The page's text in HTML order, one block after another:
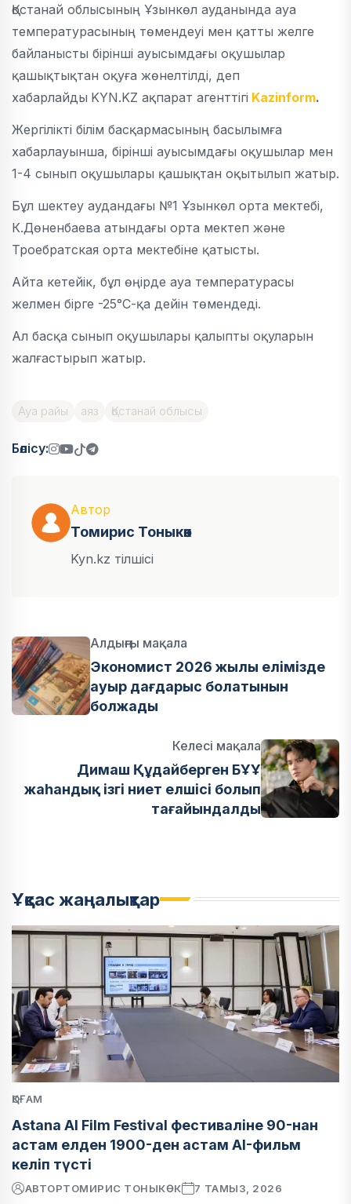
Қостанай облысының Ұзынкөл ауданында ауа
температурасының төмендеуі мен қатты желге
байланысты бірінші ауысымдағы оқушылар
қашықтықтан оқуға жөнелтілді, деп
хабарлайды KYN.KZ ақпарат агенттігі Kazinform.
Жергілікті білім басқармасының басылымға
хабарлауынша, бірінші ауысымдағы оқушылар мен
1-4 сынып оқушылары қашықтан оқытылып жатыр.
Бұл шектеу аудандағы №1 Ұзынкөл орта мектебі,
К.Дөненбаева атындағы орта мектеп және
Троебратская орта мектебіне қатысты.
Айта кетейік, бұл өңірде ауа температурасы
желмен бірге -25°С-қа дейін төмендеді.
Ал басқа сынып оқушылары қалыпты оқуларын
жалғастырып жатыр.
Ауа райы аяз Қостанай облысы
Бөлісу:
Автор
Томирис Тоныкөк
Kyn.kz тілшісі
Алдыңғы мақала
Экономист 2026 жылы елімізде
ауыр дағдарыс болатынын
болжады
Келесі мақала
Димаш Құдайберген БҰҰ
жаһандық ізгі ниет елшісі болып
тағайындалды
Ұқсас жаңалықтар
ҚОҒАМ
Astana AI Film Festival фестиваліне 90-нан
астам елден 1900-ден астам AI-фильм
келіп түсті
АВТОРТОМИРИС ТОНЫКӨК 7 ТАМЫЗ, 2026